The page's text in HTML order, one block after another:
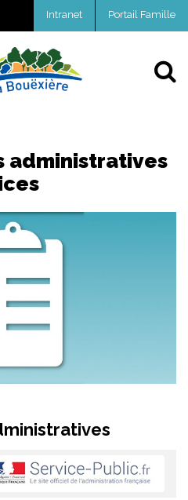
Intranet Portail Famille
administratives